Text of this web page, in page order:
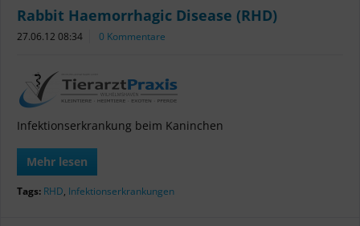
Rabbit Haemorrhagic Disease (RHD)
27.06.12 08:34 0 Kommentare
Infektionserkrankung beim Kaninchen
Mehr lesen
Tags: RHD, Infektionserkrankungen